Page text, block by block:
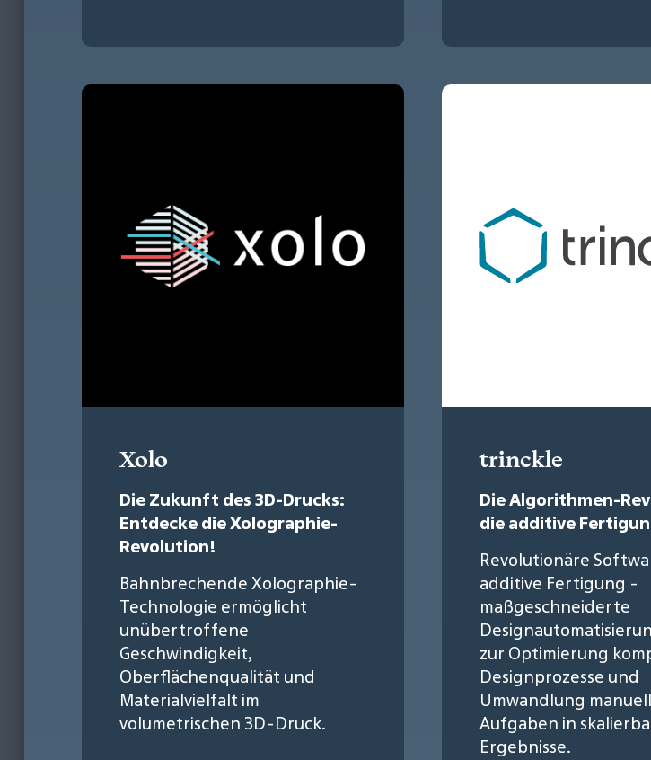
Xolo
Die Zukunft des 3D-Drucks:
Entdecke die Xolographie-
Revolution!
Bahnbrechende Xolographie-
Technologie ermöglicht
unübertroffene
Geschwindigkeit,
Oberflächenqualität und
Materialvielfalt im
volumetrischen 3D-Druck.
trinckle
Die Algorithmen-
die additive
Revolutionäre
additive Fertigung -
maßgeschneiderte
zur Optimierung
Designprozesse und
Umwandlung
Aufgaben in
Ergebnisse.